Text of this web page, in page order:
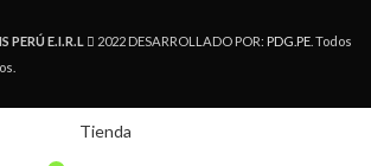
PERÚ E.I.R.L 2022 DESARROLLADO POR: PDG.PE . Todos
Tienda